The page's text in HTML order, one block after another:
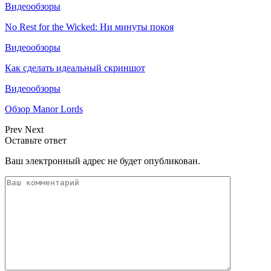
Видеообзоры
No Rest for the Wicked: Ни минуты покоя
Видеообзоры
Как сделать идеальный скриншот
Видеообзоры
Обзор Manor Lords
Prev Next
Оставьте ответ
Ваш электронный адрес не будет опубликован.